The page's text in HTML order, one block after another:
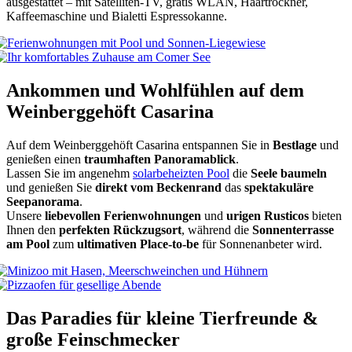
Kaffeemaschine und Bialetti Espressokanne.
Ankommen und Wohlfühlen auf dem
Weinberggehöft Casarina
Auf dem Weinberggehöft Casarina entspannen Sie in Bestlage und
genießen einen traumhaften Panoramablick.
Lassen Sie im angenehm solarbeheizten Pool die Seele baumeln
und genießen Sie direkt vom Beckenrand das spektakuläre
Seepanorama.
Unsere liebevollen Ferienwohnungen und urigen Rusticos bieten
Ihnen den perfekten Rückzugsort, während die Sonnenterrasse
am Pool zum ultimativen Place-to-be für Sonnenanbeter wird.
Das Paradies für kleine Tierfreunde &
große Feinschmecker